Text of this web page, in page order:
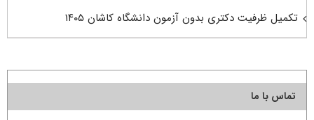
تکمیل ظرفیت دکتری بدون آزمون دانشگاه کاشان ۱۴۰۵
تماس با ما